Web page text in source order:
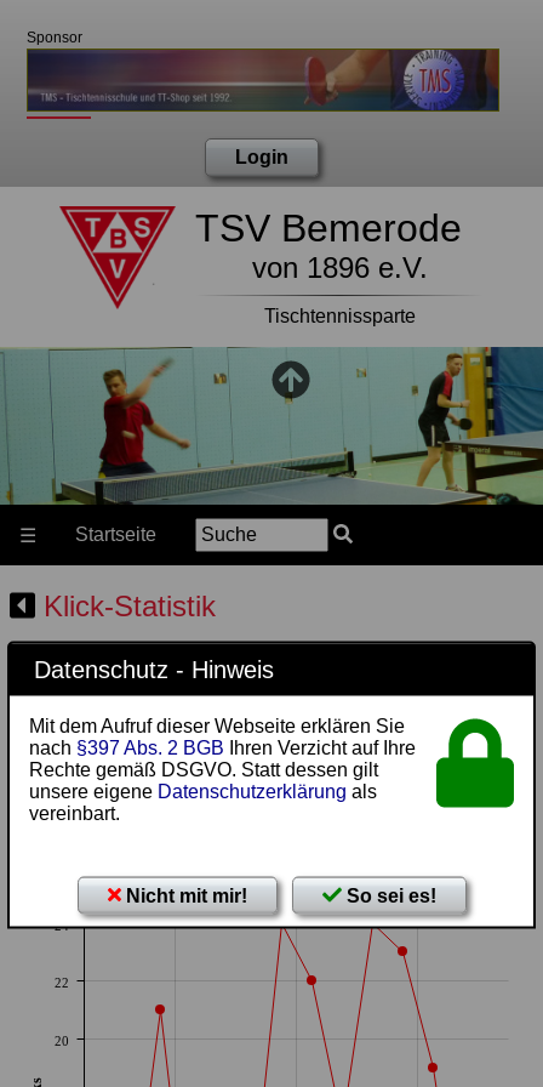
Datenschutz - Hinweis
Mit dem Aufruf dieser Webseite erklären Sie
nach §397 Abs. 2 BGB Ihren Verzicht auf Ihre
Rechte gemäß DSGVO. Statt dessen gilt
unsere eigene Datenschutzerklärung als
vereinbart.
Nicht mit mir! So sei es!
Sponsor
Login
TSV Bemerode
von 1896 e.V.
Tischtennissparte
☰ Startseite
Klick-Statistik
Spielstätte
Die Zugriffszahlen werden mit einer Reload-Sperre von 24
Std. erhoben.
Darstellung:
20
22
24
Alle anzeigen